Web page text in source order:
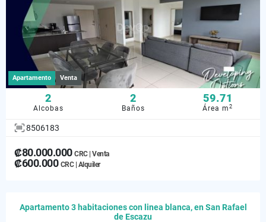
Apartamento Venta
2
Alcobas
2
Baños
59.71
Área m2
8506183
₡80.000.000 CRC | Venta
₡600.000 CRC | Alquiler
Apartamento 3 habitaciones con linea blanca, en San Rafael
de Escazu